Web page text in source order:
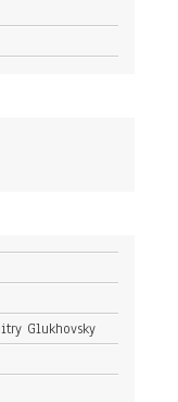
Glukhovsky